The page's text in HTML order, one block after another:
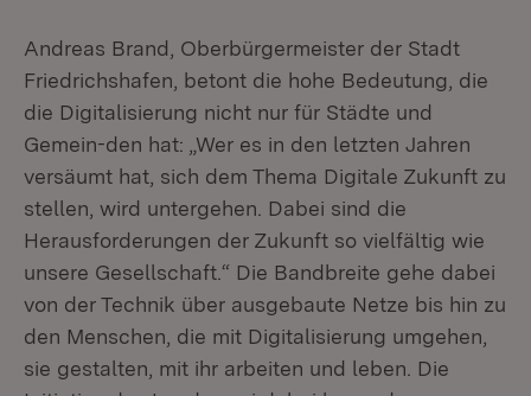
Andreas Brand, Oberbürgermeister der Stadt
Friedrichshafen, betont die hohe Bedeutung, die
die Digitalisierung nicht nur für Städte und
Gemein-den hat: „Wer es in den letzten Jahren
versäumt hat, sich dem Thema Digitale Zukunft zu
stellen, wird untergehen. Dabei sind die
Herausforderungen der Zukunft so vielfältig wie
unsere Gesellschaft.“ Die Bandbreite gehe dabei
von der Technik über ausgebaute Netze bis hin zu
den Menschen, die mit Digitalisierung umgehen,
sie gestalten, mit ihr arbeiten und leben. Die